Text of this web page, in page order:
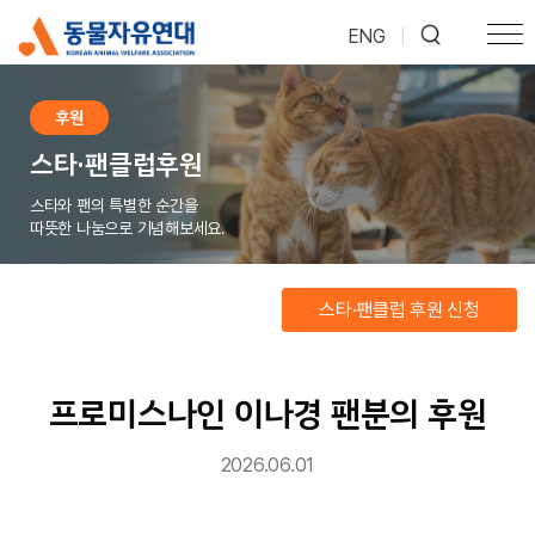
ENG
후원
스타·팬클럽후원
스타와 팬의 특별한 순간을
따뜻한 나눔으로 기념해보세요.
스타·팬클럽 후원 신청
프로미스나인 이나경 팬분의 후원
2026.06.01